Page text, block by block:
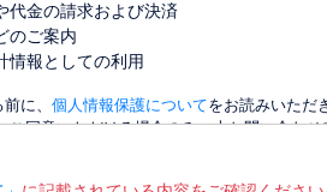
代金の請求および決済
のご案内
情報としての利用
に、 個人情報保護についてをお読みいただ
同意いただける場合のみ、本お問い合わ